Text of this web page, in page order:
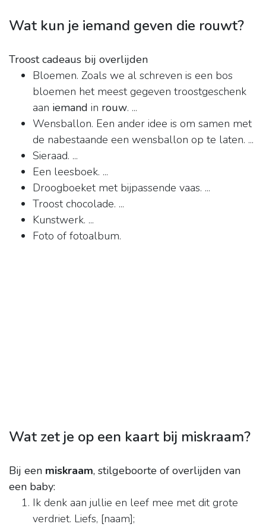
Wat kun je iemand geven die rouwt?
Troost cadeaus bij overlijden
Bloemen. Zoals we al schreven is een bos
bloemen het meest gegeven troostgeschenk
aan iemand in rouw. ...
Wensballon. Een ander idee is om samen met
de nabestaande een wensballon op te laten. ...
Sieraad. ...
Een leesboek. ...
Droogboeket met bijpassende vaas. ...
Troost chocolade. ...
Kunstwerk. ...
Foto of fotoalbum.
Wat zet je op een kaart bij miskraam?
Bij een miskraam, stilgeboorte of overlijden van
een baby:
Ik denk aan jullie en leef mee met dit grote
verdriet. Liefs, [naam];